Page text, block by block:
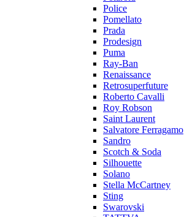
Police
Pomellato
Prada
Prodesign
Puma
Ray-Ban
Renaissance
Retrosuperfuture
Roberto Cavalli
Roy Robson
Saint Laurent
Salvatore Ferragamo
Sandro
Scotch & Soda
Silhouette
Solano
Stella McCartney
Sting
Swarovski